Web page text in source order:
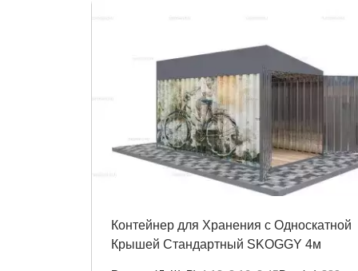
Контейнер для Хранения с Односкатной
Крышей Стандартный SKOGGY 4м